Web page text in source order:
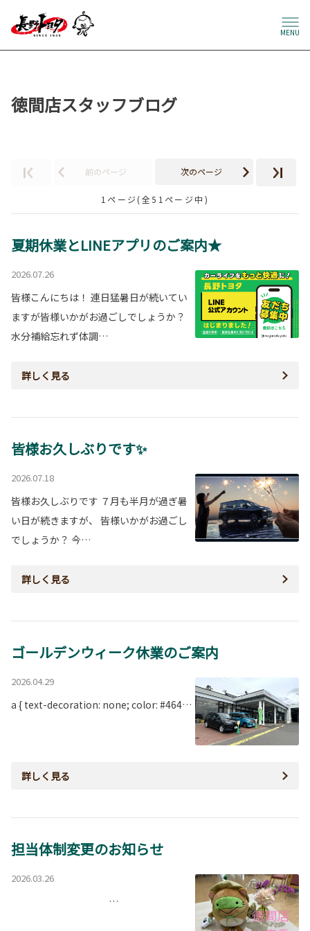
MENU
徳間店スタッフブログ
前のページ 次のページ
1ページ(全51ページ中)
夏期休業とLINEアプリのご案内★
2026.07.26
皆様こんにちは！ 連日猛暑日が続いてい
ますが皆様いかがお過ごしでしょうか？
水分補給忘れず体調…
詳しく見る
皆様お久しぶりです✨
2026.07.18
皆様お久しぶりです ７月も半月が過ぎ暑
い日が続きますが、 皆様いかがお過ごし
でしょうか？ 今…
詳しく見る
ゴールデンウィーク休業のご案内
2026.04.29
a { text-decoration: none; color: #464…
詳しく見る
担当体制変更のお知らせ
2026.03.26
…